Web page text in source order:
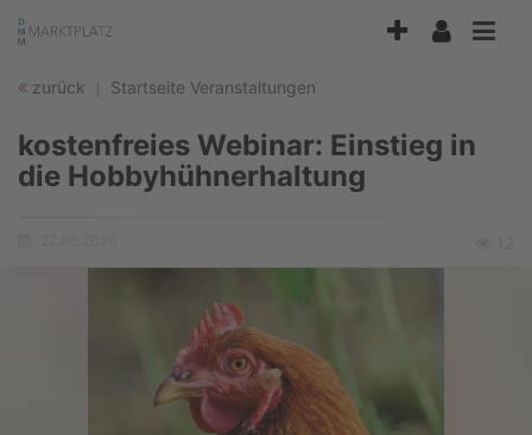
Modus
zur
zum
Inhalt
zurück Startseite Veranstaltungen
kostenfreies Webinar: Einstieg in
die Hobbyhühnerhaltung